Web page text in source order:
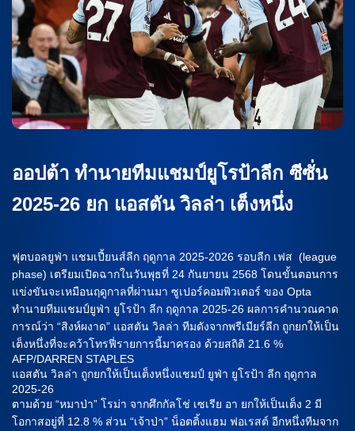
ออปต้า ทำนายทีมแชมป์ยูโรป้าลีก ซีซั่น
2025-26 ยก แอสตัน วิลล่า เต็งหนึ่ง
ฟุตบอลยูฟ่า แชมเปี้ยนส์ลีก ฤดูกาล 2025-2026 รอบลีก เฟส (league
phase) เตรียมเปิดฉากในวันพุธที่ 24 กันยายน 2568 โดนขั้นตอนการ
แข่งขันจะเหมือนฤดูกาลที่ผ่านมา ซูเปอร์คอมพิวเตอร์ ของ Opta
ทำนายทีมแชมป์ยูฟ่า ยูโรป้า ลีก ฤดูกาล 2025-26 ผลการคำนวณคาด
การณ์ว่า “สิงห์ผงาด” แอสตัน วิลล่า ทีมดังจากพรีเมียร์ลีก ถูกยกให้เป็น
เต็งหนึ่งที่จะคว้าโทรฟี่รายการนี้มาครอง ด้วยสถิติ 21.6 %
AFP/DARREN STAPLES
แอสตัน วิลล่า ถูกยกให้เป็นเต็งหนึ่งแชมป์ ยูฟ่า ยูโรป้า ลีก ฤดูกาล
2025-26
ตามด้วย “หมาป่า” โรม่า จากศึกกัลโช่ เซเรีย อา ยกให้เป็นเต็ง 2 มี
โอกาสอยู่ที่ 12.8 % ส่วน “เจ้าป่า” น็อตติ้งแฮม ฟอเรสต์ อีกหนึ่งทีมจาก